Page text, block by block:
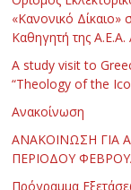
«Κανονικό Δίκαιο»
Καθηγητή της Α.Ε.Α.
Α study visit to
“Theology of the
Ανακοίνωση
ΑΝΑΚΟΙΝΩΣΗ ΓΙΑ
ΠΕΡΙΟΔΟΥ
Πρόγραμμα